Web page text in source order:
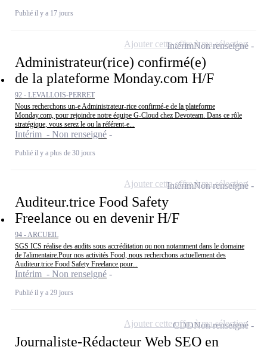
Publié il y a 17 jours
Administrateur(rice) confirmé(e)
de la plateforme Monday.com H/F
92 - LEVALLOIS-PERRET
Nous recherchons un-e Administrateur-rice confirmé-e de la plateforme
Monday.com, pour rejoindre notre équipe G-Cloud chez Devoteam. Dans ce rôle
stratégique, vous serez le ou la référent-e...
Intérim - Non renseigné
Publié il y a plus de 30 jours
IntérimNon renseigné
Ajouter cette offre à ma sélection
Auditeur.trice Food Safety
Freelance ou en devenir H/F
94 - ARCUEIL
SGS ICS réalise des audits sous accréditation ou non notamment dans le domaine
de l'alimentaire.Pour nos activités Food, nous recherchons actuellement des
Auditeur.trice Food Safety Freelance pour...
Intérim - Non renseigné
Publié il y a 29 jours
IntérimNon renseigné
Ajouter cette offre à ma sélection
Journaliste-Rédacteur Web SEO en
CDDNon renseigné
Ajouter cette offre à ma sélection